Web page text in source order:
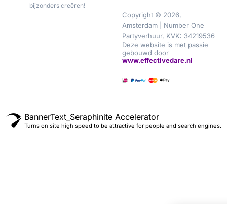
bijzonders creëren!
Copyright © 2026,
Amsterdam | Number One
Partyverhuur, KVK: 34219536
Deze website is met passie
gebouwd door
www.effectivedare.nl
BannerText_Seraphinite Accelerator
Turns on site high speed to be attractive for people and search engines.